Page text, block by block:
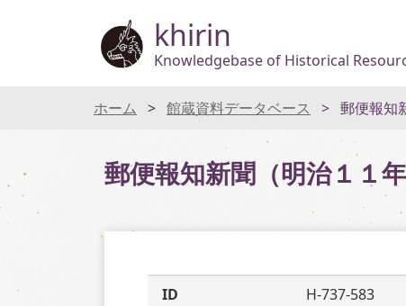
khirin
Knowledgebase of Historical
ホーム 館蔵資料データベース 郵便報知
郵便報知新聞（明治１１
ID
H-737-583